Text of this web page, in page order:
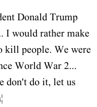
Donald Trump
I would rather make
kill people. We were
World War 2...
don't do it, let us